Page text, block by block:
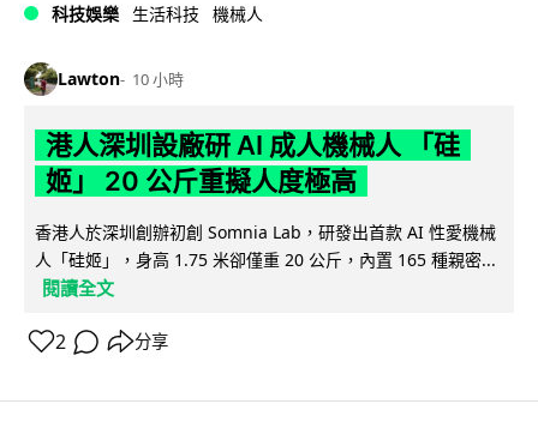
科技娛樂 生活科技 機械人
Lawton 10 小時
港人深圳設廠研 AI 成人機械人 「硅
姬」 20 公斤重擬人度極高
香港人於深圳創辦初創 Somnia Lab，研發出首款 AI 性愛機械
人「硅姬」，身高 1.75 米卻僅重 20 公斤，內置 165 種親密...
閱讀全文
2 分享